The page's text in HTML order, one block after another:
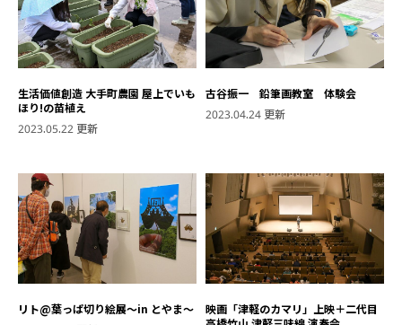
生活価値創造 大手町農園 屋上でいも
ほり!の苗植え
2023.05.22 更新
古谷振一 鉛筆画教室 体験会
2023.04.24 更新
リト@葉っぱ切り絵展～in とやま～
映画「津軽のカマリ」上映＋二代目